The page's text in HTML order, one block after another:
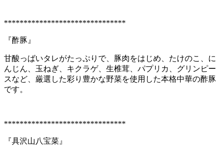
*******************************
『酢豚』
甘酸っばいタレがたっぷりで、豚肉をはじめ、たけのこ、に
んじん、玉ねぎ、キクラゲ、生椎茸、パプリカ、グリンピー
スなど、厳選した彩り豊かな野菜を使用した本格中華の酢豚
です。
*******************************
『具沢山八宝菜』